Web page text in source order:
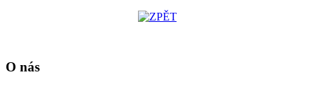
O nás